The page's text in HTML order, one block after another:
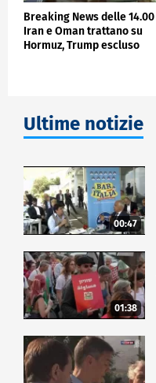
Breaking News delle 14.00 |
Iran e Oman trattano su
Hormuz, Trump escluso
Ultime notizie
00:47
01:38